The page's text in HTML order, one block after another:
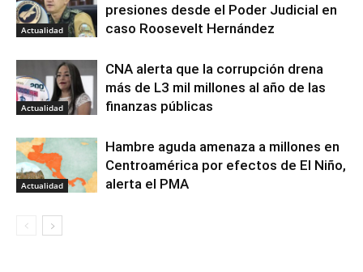
Actualidad
presiones desde el Poder Judicial en
caso Roosevelt Hernández
Actualidad
CNA alerta que la corrupción drena
más de L3 mil millones al año de las
finanzas públicas
Actualidad
Hambre aguda amenaza a millones en
Centroamérica por efectos de El Niño,
alerta el PMA